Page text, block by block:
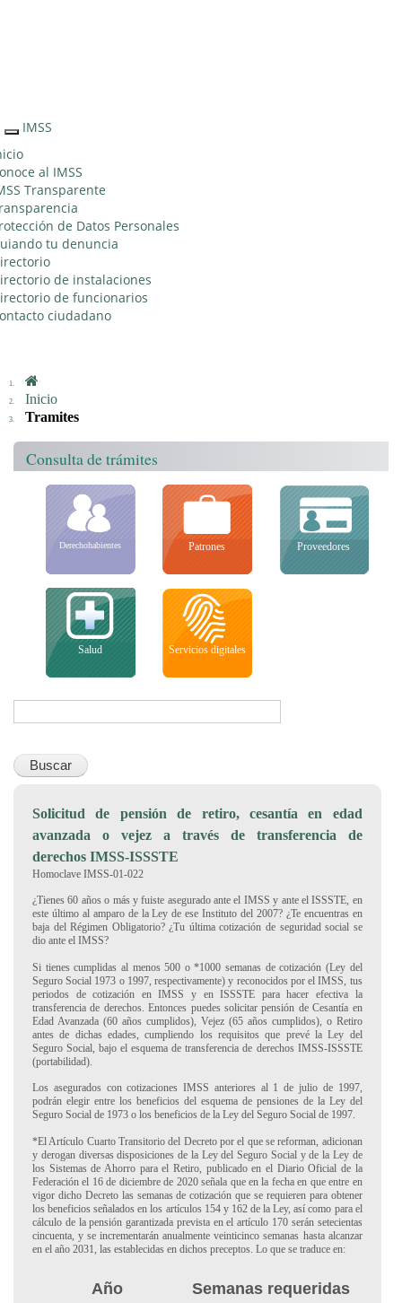
Interruptor
de
Navegación
IMSS
al IMSS
Transparente
de Datos Personales
tu denuncia
de instalaciones
de funcionarios
ciudadano
Inicio
Tramites
Consulta de trámites
Derechohabientes Patrones Proveedores
Salud Servicios digitales
Solicitud de pensión de retiro, cesantía en edad
avanzada o vejez a través de transferencia de
derechos IMSS-ISSSTE
Homoclave IMSS-01-022
¿Tienes 60 años o más y fuiste asegurado ante el IMSS y ante el ISSSTE, en
este último al amparo de la Ley de ese Instituto del 2007? ¿Te encuentras en
baja del Régimen Obligatorio? ¿Tu última cotización de seguridad social se
dio ante el IMSS?
Si tienes cumplidas al menos 500 o *1000 semanas de cotización (Ley del
Seguro Social 1973 o 1997, respectivamente) y reconocidos por el IMSS, tus
periodos de cotización en IMSS y en ISSSTE para hacer efectiva la
transferencia de derechos. Entonces puedes solicitar pensión de Cesantía en
Edad Avanzada (60 años cumplidos), Vejez (65 años cumplidos), o Retiro
antes de dichas edades, cumpliendo los requisitos que prevé la Ley del
Seguro Social, bajo el esquema de transferencia de derechos IMSS-ISSSTE
(portabilidad).
Los asegurados con cotizaciones IMSS anteriores al 1 de julio de 1997,
podrán elegir entre los beneficios del esquema de pensiones de la Ley del
Seguro Social de 1973 o los beneficios de la Ley del Seguro Social de 1997.
*El Artículo Cuarto Transitorio del Decreto por el que se reforman, adicionan
y derogan diversas disposiciones de la Ley del Seguro Social y de la Ley de
los Sistemas de Ahorro para el Retiro, publicado en el Diario Oficial de la
Federación el 16 de diciembre de 2020 señala que en la fecha en que entre en
vigor dicho Decreto las semanas de cotización que se requieren para obtener
los beneficios señalados en los artículos 154 y 162 de la Ley, así como para el
cálculo de la pensión garantizada prevista en el artículo 170 serán setecientas
cincuenta, y se incrementarán anualmente veinticinco semanas hasta alcanzar
en el año 2031, las establecidas en dichos preceptos. Lo que se traduce en:
Año Semanas requeridas